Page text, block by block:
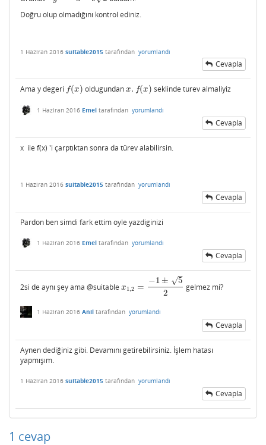
Doğru olup olmadığını kontrol ediniz.
1 Haziran 2016 suitable2015 tarafından yorumlandı
Cevapla
Ama y degeri f(x)
f(x) oldugundanx. f(x)
x.f x) seklinde turev almaliyiz
1 Haziran 2016 Emel tarafından yorumlandı
Cevapla
x ile f(x) 'i çarptıktan sonra da türev alabilirsin.
1 Haziran 2016 suitable2015 tarafından yorumlandı
Cevapla
Pardon ben simdi fark ettim oyle yazdiginizi
1 Haziran 2016 Emel tarafından yorumlandı
Cevapla
2si de aynı şey ama @suitable x1,2 =
−1 ± 5
–
√
2
x1,2 =−1 ±52 gelmez mi?
1 Haziran 2016 Anil tarafından yorumlandı
Cevapla
Aynen dediğiniz gibi. Devamını getirebilirsiniz. İşlem hatası
yapmışım.
1 Haziran 2016 suitable2015 tarafından yorumlandı
Cevapla
1 cevap